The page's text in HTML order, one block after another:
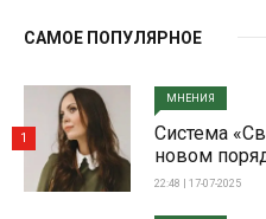
САМОЕ ПОПУЛЯРНОЕ
МНЕНИЯ
Система
новом
22:48 | 17-07-2025
1